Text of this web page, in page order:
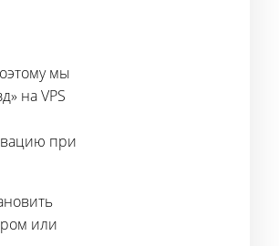
мы
на VPS
при
или